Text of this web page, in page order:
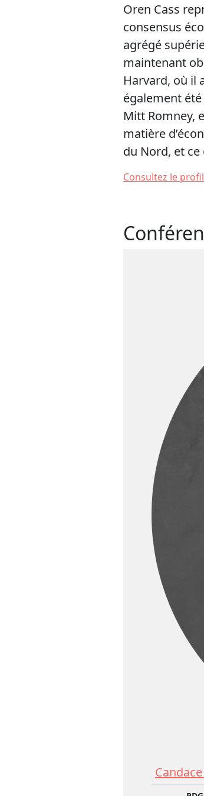
Oren Cass
consensus
agrégé
maintenant
Harvard, où il
également
Mitt Romney,
matière
du Nord, et
Consultez le